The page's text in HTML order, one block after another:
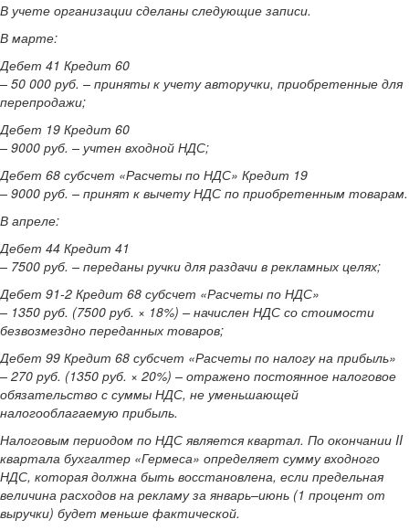
В учете организации сделаны следующие записи.
В марте:
Дебет 41 Кредит 60
– 50 000 руб. – приняты к учету авторучки, приобретенные для
перепродажи;
Дебет 19 Кредит 60
– 9000 руб. – учтен входной НДС;
Дебет 68 субсчет «Расчеты по НДС» Кредит 19
– 9000 руб. – принят к вычету НДС по приобретенным товарам.
В апреле:
Дебет 44 Кредит 41
– 7500 руб. – переданы ручки для раздачи в рекламных целях;
Дебет 91-2 Кредит 68 субсчет «Расчеты по НДС»
– 1350 руб. (7500 руб. × 18%) – начислен НДС со стоимости
безвозмездно переданных товаров;
Дебет 99 Кредит 68 субсчет «Расчеты по налогу на прибыль»
– 270 руб. (1350 руб. × 20%) – отражено постоянное налоговое
обязательство с суммы НДС, не уменьшающей
налогооблагаемую прибыль.
Налоговым периодом по НДС является квартал. По окончании II
квартала бухгалтер «Гермеса» определяет сумму входного
НДС, которая должна быть восстановлена, если предельная
величина расходов на рекламу за январь–июнь (1 процент от
выручки) будет меньше фактической.